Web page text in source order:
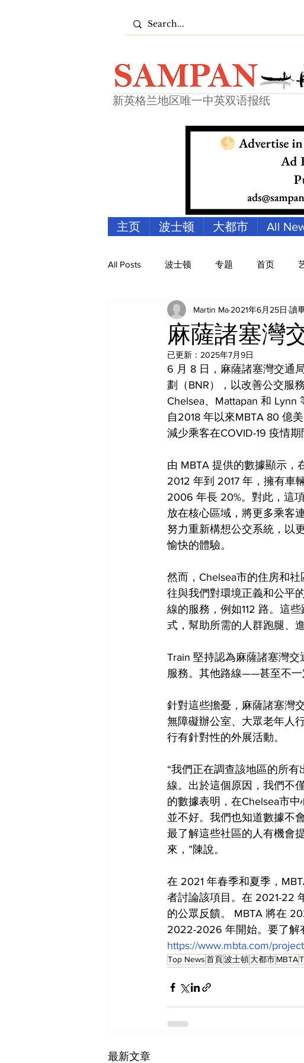
新英格兰地区唯一中英双语报纸
主页 波士顿 大都市 All
All Posts 波士顿 专题 首页
麻薩諸塞灣
Martin Ma 2021年6月25日 讀
已更新： 2025年7月9日
6 月 8 日，麻薩諸塞灣交通
劃（BNR），以改善公交服
Chelsea、Mattapan 和
自2018 年以來MBTA 80 億
減少乘客在COVID-19 疫情
由 MBTA 提供的數據顯示，
2012 年到 2017 年，擁有車
2006 年長 20%。對此，這
放在核心區域，將更多乘客
努力重新構想公交系統，以
愉快的體驗。
然而，Chelsea市的住房和
往與我們對環境正義和公平
線的服務，例如112 路。這
式，幫助所需的人群跑腿、
Train 堅持認為麻薩諸塞灣
服務。其他路線——甚至不
針對這些擔憂，麻薩諸塞灣
無障礙辦公室、大眾老年人
行有針對性的外展活動。
“我們正在調查該地區的所
線。出於這個原因，我們不
的數據表明，在Chelsea市
並不好。我們也知道數據不
最了解這些社區的人有機會
來，”陳說。
在 2021 年春季和夏季，
者討論該項目。在 2021-22
的公眾反饋。 MBTA 將在
2022-2026 年開始。要了解
https://www.mbta.com/
Top News首頁波士頓大都市MBTA
最新文章